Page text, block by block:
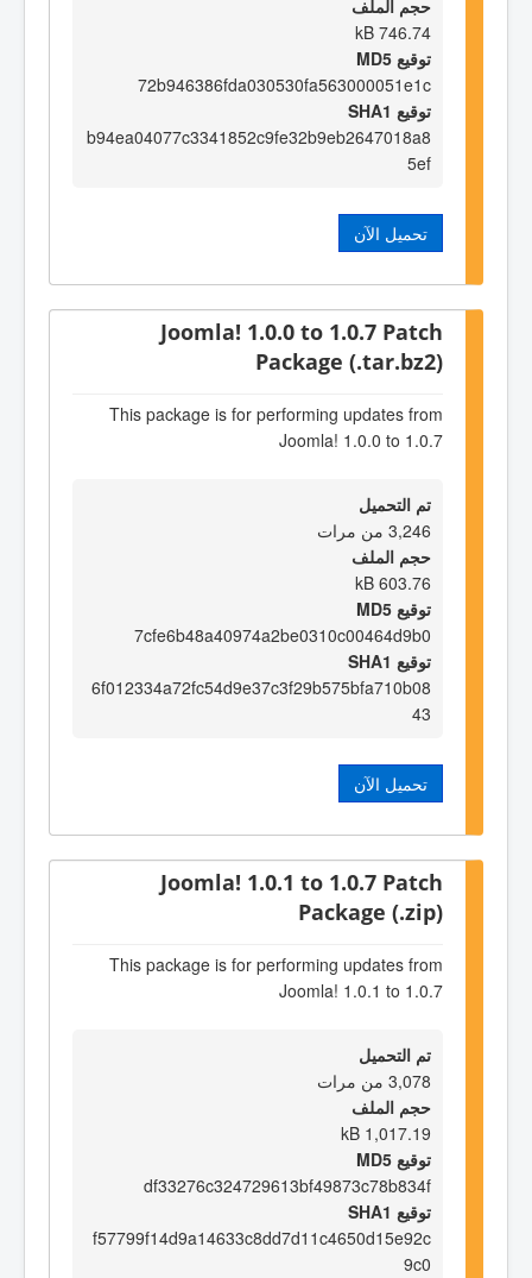
حجم الملف
746.74 kB
توقيع MD5
72b946386fda030530fa563000051e1c
توقيع SHA1
b94ea04077c3341852c9fe32b9eb2647018a8
5ef
تحميل الآن
Joomla! 1.0.0 to 1.0.7 Patch
Package (.tar.bz2)
This package is for performing updates from
Joomla! 1.0.0 to 1.0.7
تم التحميل
3,246 من مرات
حجم الملف
603.76 kB
توقيع MD5
7cfe6b48a40974a2be0310c00464d9b0
توقيع SHA1
6f012334a72fc54d9e37c3f29b575bfa710b08
43
تحميل الآن
Joomla! 1.0.1 to 1.0.7 Patch
Package (.zip)
This package is for performing updates from
Joomla! 1.0.1 to 1.0.7
تم التحميل
3,078 من مرات
حجم الملف
1,017.19 kB
توقيع MD5
df33276c324729613bf49873c78b834f
توقيع SHA1
f57799f14d9a14633c8dd7d11c4650d15e92c
9c0